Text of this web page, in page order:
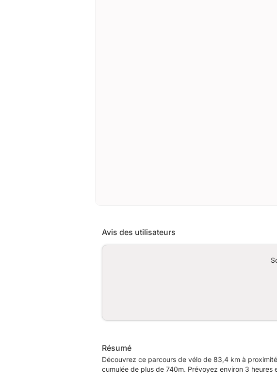
Avis des utilisateurs
Résumé
Découvrez ce parcours de vélo de 83,4 km à
cumulée de plus de 740m. Prévoyez environ 3